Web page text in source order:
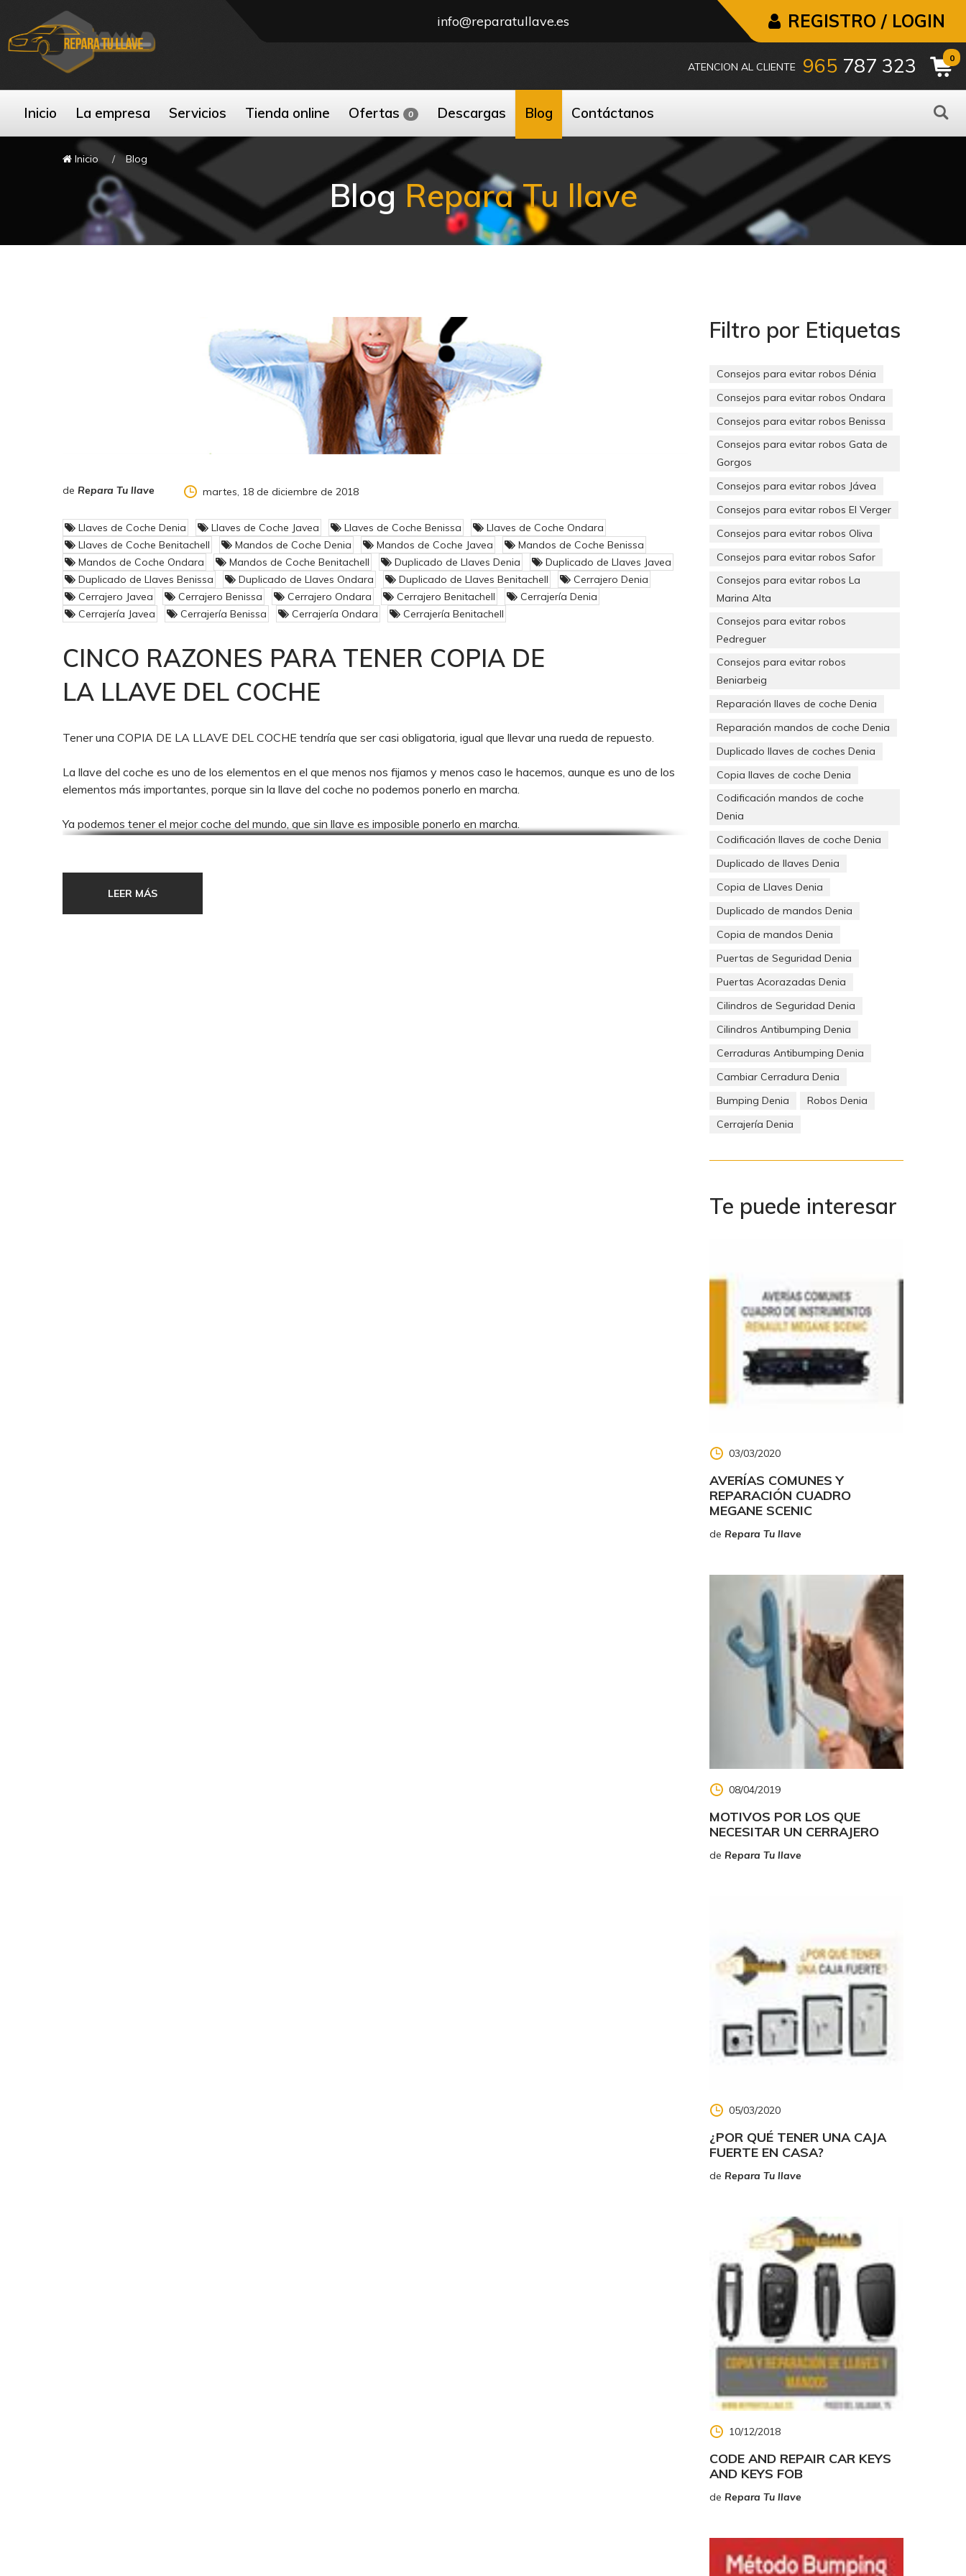
info@reparatullave.es REGISTRO / LOGIN
ATENCION AL CLIENTE 965 787 323 0
Inicio La empresa Servicios Tienda online Ofertas 0 Descargas Blog Contáctanos
Inicio Blog
BlogRepara Tu llave
de Repara Tu llave martes, 18 de diciembre de 2018
Llaves de Coche Denia Llaves de Coche Javea Llaves de Coche Benissa
Llaves de Coche Ondara
Llaves de Coche Benitachell
Mandos de Coche Denia Mandos de Coche Javea
Mandos de Coche Benissa
Mandos de Coche Ondara
Mandos de Coche Benitachell Duplicado de Llaves Denia
Duplicado de Llaves Javea
Duplicado de Llaves Benissa
Duplicado de Llaves Ondara Duplicado de Llaves Benitachell
Cerrajero Denia
Cerrajero Javea
Cerrajero Benissa Cerrajero Ondara Cerrajero Benitachell
Cerrajería Denia
Cerrajería Javea
Cerrajería Benissa Cerrajería Ondara Cerrajería Benitachell
CINCO RAZONES PARA TENER COPIA DE
LA LLAVE DEL COCHE
Tener una COPIA DE LA LLAVE DEL COCHE tendría que ser casi obligatoria, igual que llevar una rueda de repuesto.
La llave del coche es uno de los elementos en el que menos nos fijamos y menos caso le hacemos, aunque es uno de los
elementos más importantes, porque sin la llave del coche no podemos ponerlo en marcha.
Ya podemos tener el mejor coche del mundo, que sin llave es imposible ponerlo en marcha.
Ha de tener siempre una COPIA DE LA
LLAVE DEL COCHE, por cinco RAZONES.
LEER MÁS
Filtro por Etiquetas
Consejos para evitar robos Dénia
Consejos para evitar robos Ondara
Consejos para evitar robos Benissa
Consejos para evitar robos Gata de
Gorgos
Consejos para evitar robos Jávea
Consejos para evitar robos El Verger
Consejos para evitar robos Oliva
Consejos para evitar robos Safor
Consejos para evitar robos La
Marina Alta
Consejos para evitar robos
Pedreguer
Consejos para evitar robos
Beniarbeig
Reparación llaves de coche Denia
Reparación mandos de coche Denia
Duplicado llaves de coches Denia
Copia llaves de coche Denia
Codificación mandos de coche
Denia
Codificación llaves de coche Denia
Duplicado de llaves Denia
Copia de Llaves Denia
Duplicado de mandos Denia
Copia de mandos Denia
Puertas de Seguridad Denia
Puertas Acorazadas Denia
Cilindros de Seguridad Denia
Cilindros Antibumping Denia
Cerraduras Antibumping Denia
Cambiar Cerradura Denia
Bumping Denia
Robos Denia
Cerrajería Denia
Te puede interesar
03/03/2020
AVERÍAS COMUNES Y
REPARACIÓN CUADRO
MEGANE SCENIC
de Repara Tu llave
08/04/2019
MOTIVOS POR LOS QUE
NECESITAR UN CERRAJERO
de Repara Tu llave
05/03/2020
¿POR QUÉ TENER UNA CAJA
FUERTE EN CASA?
de Repara Tu llave
10/12/2018
CODE AND REPAIR CAR KEYS
AND KEYS FOB
de Repara Tu llave